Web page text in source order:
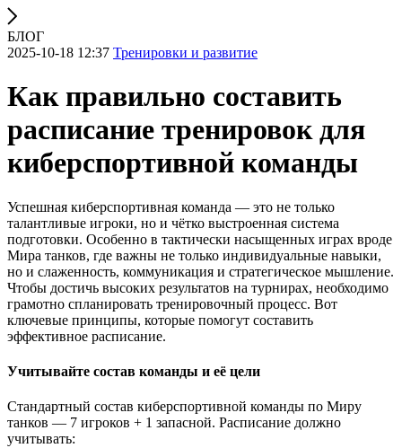
БЛОГ
2025-10-18 12:37 Тренировки и развитие
Как правильно составить
расписание тренировок для
киберспортивной команды
Успешная киберспортивная команда — это не только
талантливые игроки, но и чётко выстроенная система
подготовки. Особенно в тактически насыщенных играх вроде
Мира танков, где важны не только индивидуальные навыки,
но и слаженность, коммуникация и стратегическое мышление.
Чтобы достичь высоких результатов на турнирах, необходимо
грамотно спланировать тренировочный процесс. Вот
ключевые принципы, которые помогут составить
эффективное расписание.
Учитывайте состав команды и её цели
Стандартный состав киберспортивной команды по Миру
танков — 7 игроков + 1 запасной. Расписание должно
учитывать: